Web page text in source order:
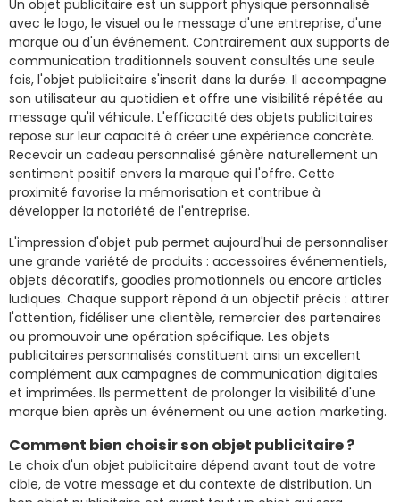
Un objet publicitaire est un support physique personnalisé
avec le logo, le visuel ou le message d'une entreprise, d'une
marque ou d'un événement. Contrairement aux supports de
communication traditionnels souvent consultés une seule
fois, l'objet publicitaire s'inscrit dans la durée. Il accompagne
son utilisateur au quotidien et offre une visibilité répétée au
message qu'il véhicule. L'efficacité des objets publicitaires
repose sur leur capacité à créer une expérience concrète.
Recevoir un cadeau personnalisé génère naturellement un
sentiment positif envers la marque qui l'offre. Cette
proximité favorise la mémorisation et contribue à
développer la notoriété de l'entreprise.
L'impression d'objet pub permet aujourd'hui de personnaliser
une grande variété de produits : accessoires événementiels,
objets décoratifs, goodies promotionnels ou encore articles
ludiques. Chaque support répond à un objectif précis : attirer
l'attention, fidéliser une clientèle, remercier des partenaires
ou promouvoir une opération spécifique. Les objets
publicitaires personnalisés constituent ainsi un excellent
complément aux campagnes de communication digitales
et imprimées. Ils permettent de prolonger la visibilité d'une
marque bien après un événement ou une action marketing.
Comment bien choisir son objet publicitaire ?
Le choix d'un objet publicitaire dépend avant tout de votre
cible, de votre message et du contexte de distribution. Un